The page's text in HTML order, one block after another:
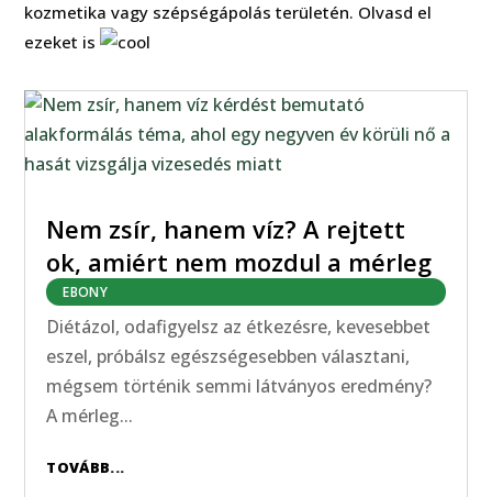
kozmetika vagy szépségápolás területén. Olvasd el
ezeket is
Nem zsír, hanem víz? A rejtett
ok, amiért nem mozdul a mérleg
EBONY
Diétázol, odafigyelsz az étkezésre, kevesebbet
eszel, próbálsz egészségesebben választani,
mégsem történik semmi látványos eredmény?
A mérleg...
TOVÁBB...